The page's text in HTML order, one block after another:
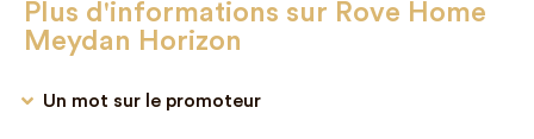
Plus d'informations sur Rove Home
Meydan Horizon
Un mot sur le promoteur